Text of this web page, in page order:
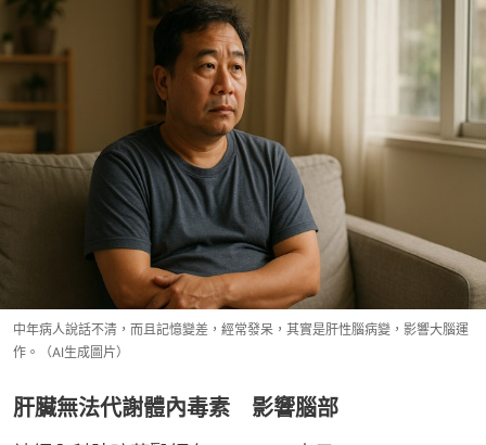
中年病人說話不清，而且記憶變差，經常發呆，其實是肝性腦病變，影響大腦運
作。（AI生成圖片）
肝臟無法代謝體內毒素 影響腦部